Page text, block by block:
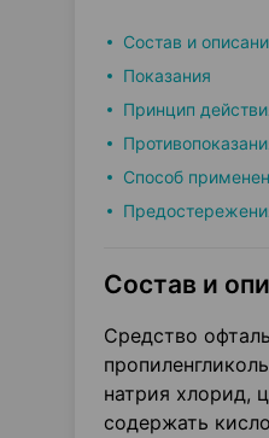
Состав и
Показания
Принцип
Способ
Состав и
Средство
натрия хлорид,
содержать